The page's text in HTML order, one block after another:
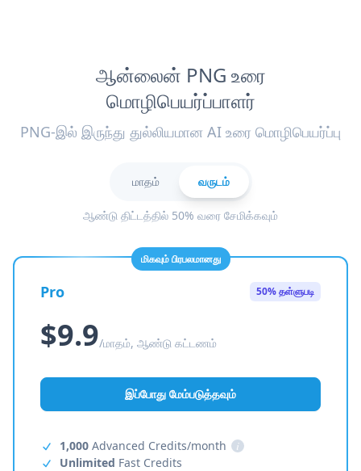
ஆன்லைன் PNG உரை
மொழிபெயர்ப்பாளர்
PNG-இல் இருந்து துல்லியமான AI உரை மொழிபெயர்ப்பு
மாதம் வருடம்
ஆண்டு திட்டத்தில் 50% வரை சேமிக்கவும்
மிகவும் பிரபலமானது
Pro 50% தள்ளுபடி
$9.9/மாதம், ஆண்டு கட்டணம்
இப்போது மேம்படுத்தவும்
1,000 Advanced Credits/month
i
Unlimited Fast Credits